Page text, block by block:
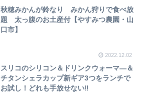
秋穂みかんが鈴なり みかん狩りで食べ放
題 太っ腹のお土産付【やすみつ農園・山
口市】
2022.12.02
スリコのシリコン＆ドリンクウォーマ―＆
チタンシェラカップ新ギア3つをランチで
お試し！どれも手放せない‼